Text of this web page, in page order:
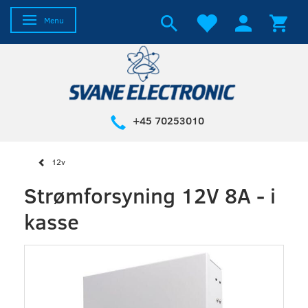
Skifte navigation
Menu
+45 70253010
12v
Strømforsyning 12V 8A - i
kasse